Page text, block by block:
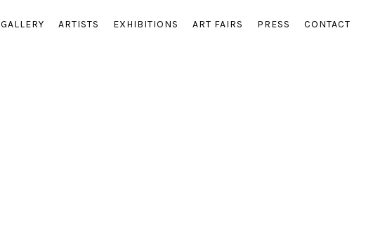
GALLERY ARTISTS EXHIBITIONS ART FAIRS PRESS CONTACT